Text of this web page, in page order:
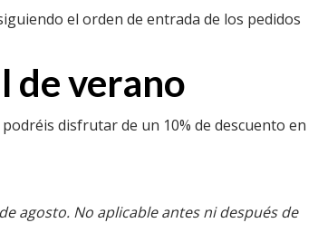
de compra
de privacitat
de
el orden de entrada de los pedidos
de verano
podréis disfrutar de un 10% de descuento en
agosto. No aplicable antes ni después de